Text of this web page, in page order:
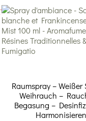
Raumspray – Weißer
Weihrauch –
Begasung –